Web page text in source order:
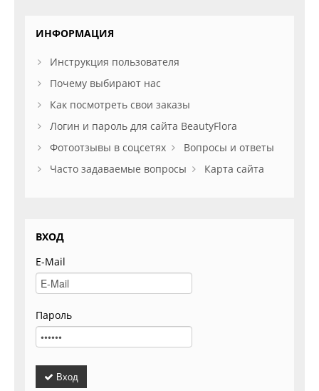
ИНФОРМАЦИЯ
Инструкция пользователя
Почему выбирают нас
Как посмотреть свои заказы
Логин и пароль для сайта BeautyFlora
Фотоотзывы в соцсетях
Вопросы и ответы
Часто задаваемые вопросы
Карта сайта
ВХОД
E-Mail
Пароль
Вход